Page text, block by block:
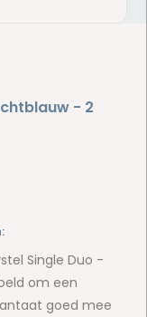
- 2
Single Duo -
om een
goed mee